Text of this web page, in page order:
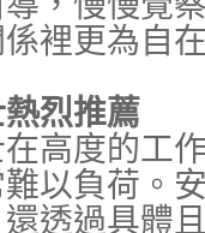
裡更為自
烈推薦
度的工作
以負荷。
透過具體